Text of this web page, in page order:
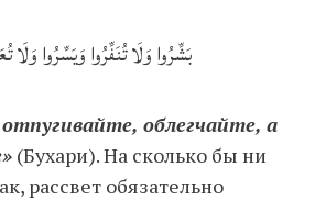
بَشِّرُوا وَلَا تُنَفِّرُوا وَيَسِّرُوا وَلَا
облегчайте, а
(Бухари). На сколько бы ни
рассвет обязательно